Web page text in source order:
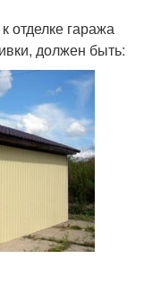
отделке гаража
должен быть: